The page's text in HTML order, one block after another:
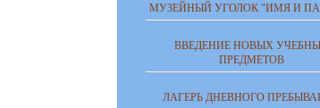
МУЗЕЙНЫЙ УГОЛОК "ИМЯ И
ВВЕДЕНИЕ НОВЫХ
ПРЕДМЕТОВ
ЛАГЕРЬ ДНЕВНОГО